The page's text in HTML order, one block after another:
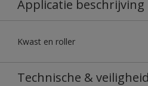
Applicatie beschrijving
Kwast en roller
Technische &